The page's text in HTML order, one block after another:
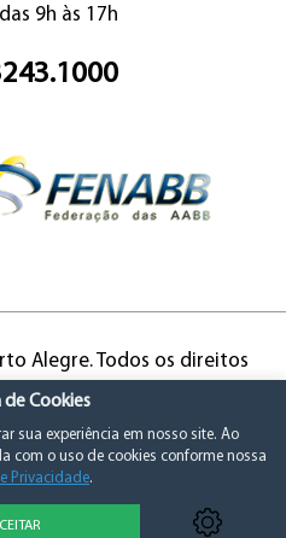
9h às 17h
Alegre. Todos os direitos
de Cookies
sua experiência em nosso site. Ao
com o uso de cookies conforme nossa
Privacidade.